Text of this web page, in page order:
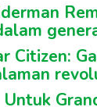
Citizen:
Untuk